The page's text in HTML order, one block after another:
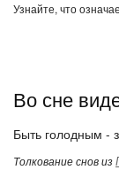
Узнайте, что
Во сне
Быть голодным -
Толкование снов из